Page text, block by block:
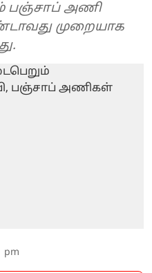
பஞ்சாப் அணி
முறையாக
pm